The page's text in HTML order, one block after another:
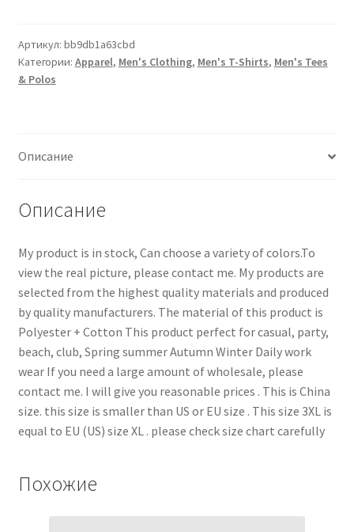
Артикул: bb9db1a63cbd
Категории: Apparel, Men's Clothing, Men's T-Shirts, Men's Tees
& Polos
Описание
Описание
My product is in stock, Can choose a variety of colors.To
view the real picture, please contact me. My products are
selected from the highest quality materials and produced
by quality manufacturers. The material of this product is
Polyester + Cotton This product perfect for casual, party,
beach, club, Spring summer Autumn Winter Daily work
wear If you need a large amount of wholesale, please
contact me. I will give you reasonable prices . This is China
size. this size is smaller than US or EU size . This size 3XL is
equal to EU (US) size XL . please check size chart carefully
Похожие